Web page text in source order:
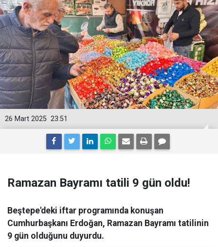
23:51
26 Mart 2025
Ramazan Bayramı tatili 9 gün oldu!
Beştepe'deki iftar programında konuşan
Cumhurbaşkanı Erdoğan, Ramazan Bayramı tatilinin
9 gün olduğunu duyurdu.